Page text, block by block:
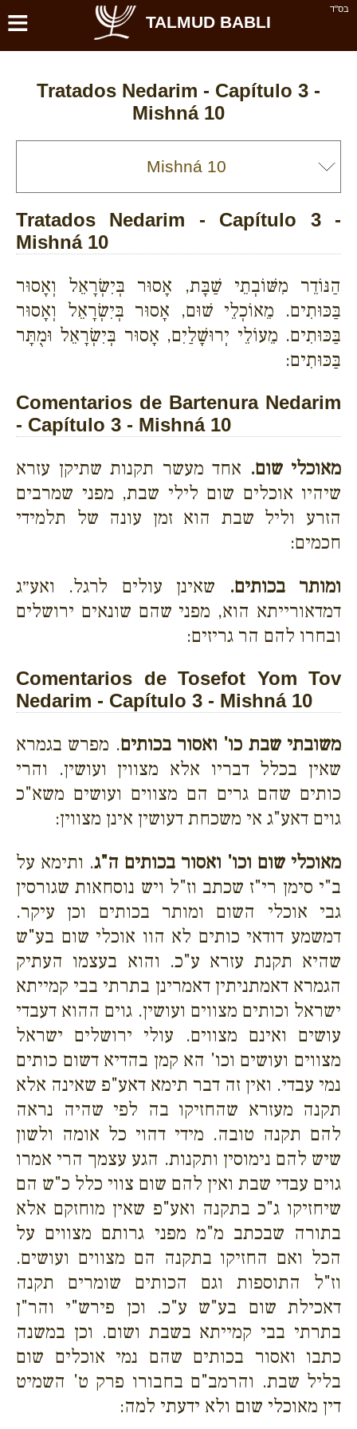
בס''ד ≡ TALMUD BABLI
Tratados Nedarim - Capítulo 3 -
Mishná 10
Tratados Nedarim - Capítulo 3 -
Mishná 10
הַנּוֹדֵר מִשּׁוֹבְתֵי שַׁבָּת, אָסוּר בְּיִשְׂרָאֵל וְאָסוּר
בַּכּוּתִים. מֵאוֹכְלֵי שׁוּם, אָסוּר בְּיִשְׂרָאֵל וְאָסוּר
בַּכּוּתִים. מֵעוֹלֵי יְרוּשָׁלַיִם, אָסוּר בְּיִשְׂרָאֵל וּמֻתָּר
בַּכּוּתִים:
Comentarios de Bartenura Nedarim
- Capítulo 3 - Mishná 10
מאוכלי שום. אחד מעשר תקנות שתיקן עזרא
שיהיו אוכלים שום לילי שבת, מפני שמרבים
הזרע וליל שבת הוא זמן עונה של תלמידי
חכמים:
ומותר בכותים. שאינן עולים לרגל. ואע״ג
דמדאורייתא הוא, מפני שהם שונאים ירושלים
ובחרו להם הר גריזים:
Comentarios de Tosefot Yom Tov
Nedarim - Capítulo 3 - Mishná 10
משובתי שבת כו' ואסור בכותים. מפרש בגמרא
שאין בכלל דבריו אלא מצווין ועושין. והרי
כותים שהם גרים הם מצווים ועושים משא"כ
גוים דאע"ג אי משכחת דעושין אינן מצווין:
מאוכלי שום וכו' ואסור בכותים ה"ג. ותימא על
ב"י סימן רי"ז שכתב וז"ל ויש נוסחאות שגורסין
גבי אוכלי השום ומותר בכותים וכן עיקר.
דמשמע דודאי כותים לא הוו אוכלי שום בע"ש
שהיא תקנת עזרא ע"כ. והוא בעצמו העתיק
הגמרא דאמתניתין דאמרינן בתרתי בבי קמייתא
ישראל וכותים מצווים ועושין. גוים ההוא דעבדי
עושים ואינם מצווים. עולי ירושלים ישראל
מצווים ועושים וכו' הא קמן בהדיא דשום כותים
נמי עבדי. ואין זה דבר תימא דאע"פ שאינה אלא
תקנה מעזרא שהחזיקו בה לפי שהיה נראה
להם תקנה טובה. מידי דהוי כל אומה ולשון
שיש להם נימוסין ותקנות. הגע עצמך הרי אמרו
גוים עבדי שבת ואין להם שום צווי כלל כ"ש הם
שיחזיקו ג"כ בתקנה ואע"פ שאין מוחזקם אלא
בתורה שבכתב מ"מ מפני גרותם מצווים על
הכל ואם החזיקו בתקנה הם מצווים ועושים.
וז"ל התוספות וגם הכותים שומרים תקנה
דאכילת שום בע"ש ע"כ. וכן פירש"י והר"ן
בתרתי בבי קמייתא בשבת ושום. וכן במשנה
כתבו ואסור בכותים שהם נמי אוכלים שום
בליל שבת. והרמב"ם בחבורו פרק ט' השמיט
דין מאוכלי שום ולא ידעתי למה: